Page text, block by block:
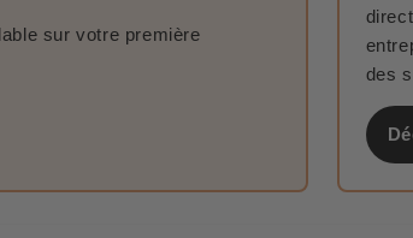
sur votre première
des